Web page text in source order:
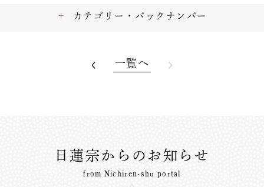
カテゴリー・バックナンバー
一覧へ
日蓮宗からのお知らせ
from Nichiren-shu portal